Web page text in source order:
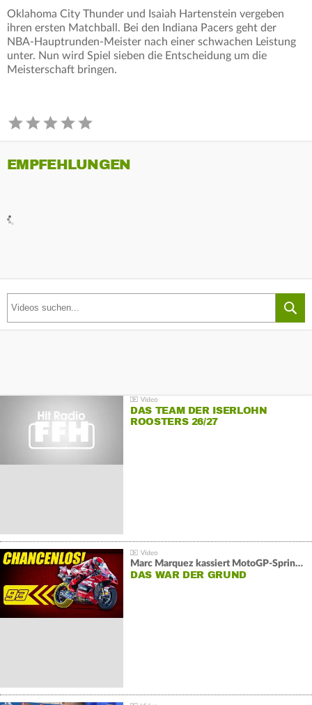
Oklahoma City Thunder und Isaiah Hartenstein vergeben
ihren ersten Matchball. Bei den Indiana Pacers geht der
NBA-Hauptrunden-Meister nach einer schwachen Leistung
unter. Nun wird Spiel sieben die Entscheidung um die
Meisterschaft bringen.
EMPFEHLUNGEN
DAS TEAM DER ISERLOHN
ROOSTERS 26/27
Marc Marquez kassiert MotoGP-Sprint-Schlappe:
DAS WAR DER GRUND